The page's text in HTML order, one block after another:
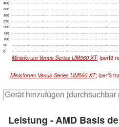
0
50
100
150
200
250
300
350
400
Minisforum Venus Series UM560 XT; iperf3
Minisforum Venus Series UM560 XT; iperf3
Leistung - AMD Basis